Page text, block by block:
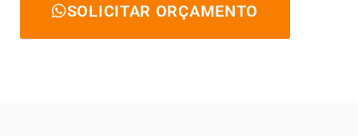
SOLICITAR ORÇAMENTO